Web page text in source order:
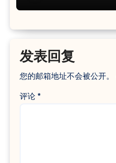
发表回复
您的邮箱地址不会被公开。
评论 *